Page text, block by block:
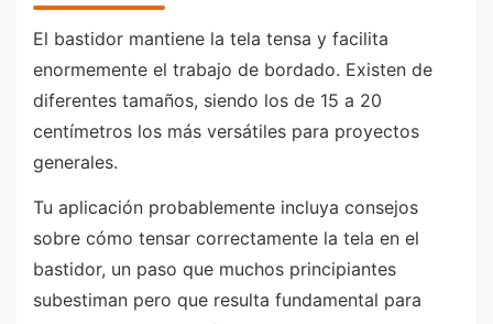
El bastidor mantiene la tela tensa y facilita
enormemente el trabajo de bordado. Existen de
diferentes tamaños, siendo los de 15 a 20
centímetros los más versátiles para proyectos
generales.
Tu aplicación probablemente incluya consejos
sobre cómo tensar correctamente la tela en el
bastidor, un paso que muchos principiantes
subestiman pero que resulta fundamental para